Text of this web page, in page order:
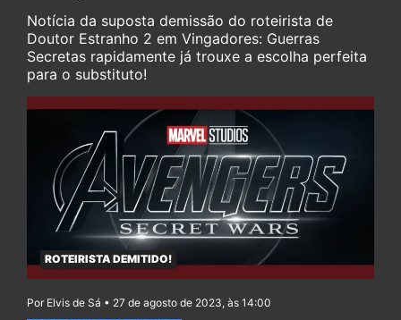
Notícia da suposta demissão do roteirista de
Doutor Estranho 2 em Vingadores: Guerras
Secretas rapidamente já trouxe a escolha perfeita
para o substituto!
ROTEIRISTA DEMITIDO!
Por Elvis de Sá • 27 de agosto de 2023, às 14:00